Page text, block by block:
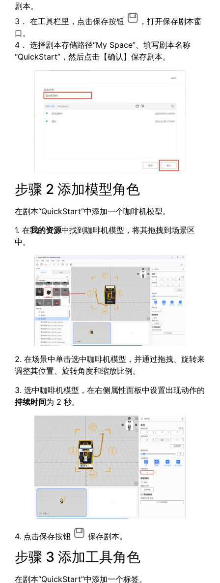
剧本。
3． 在工具栏里，点击保存按钮
，打开保存剧本窗
口。
4． 选择剧本存储路径“My Space”、填写剧本名称
“QuickStart”，然后点击【确认】保存剧本。
步骤 2 添加模型角色
在剧本“QuickStart”中添加一个咖啡机模型。
1. 在我的资源中找到咖啡机模型，将其拖拽到场景区
中。
2. 在场景中单击选中咖啡机模型，并通过拖拽、旋转来
调整其位置、旋转角度和缩放比例。
3. 选中咖啡机模型，在右侧属性面板中设置出现动作的
持续时间为 2 秒。
4. 点击保存按钮 保存剧本。
步骤 3 添加工具角色
在剧本“QuickStart”中添加一个标签。